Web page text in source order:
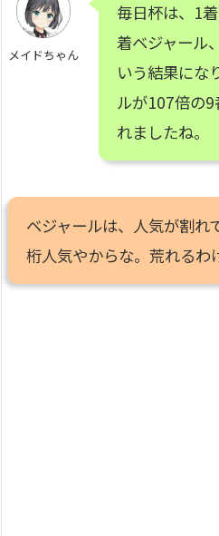
メイドちゃん
毎日杯は、1
着ベジャール
いう結果にな
ルが107倍の
れましたね。
ベジャールは、人気が割れ
桁人気やからな。荒れるわ